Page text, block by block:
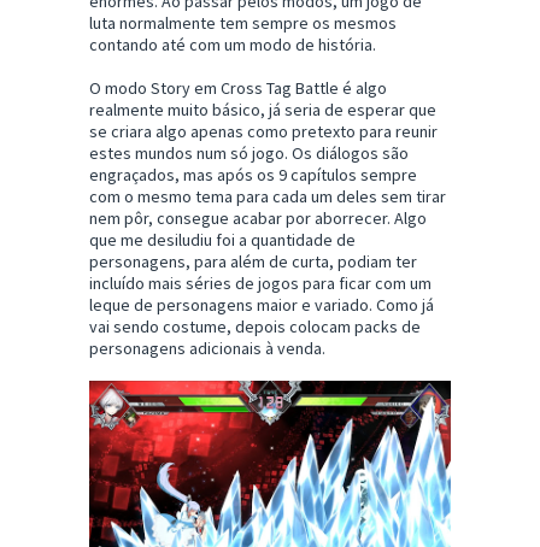
luta normalmente tem sempre os mesmos
contando até com um modo de história.
O modo Story em Cross Tag Battle é algo
realmente muito básico, já seria de esperar que
se criara algo apenas como pretexto para reunir
estes mundos num só jogo. Os diálogos são
engraçados, mas após os 9 capítulos sempre
com o mesmo tema para cada um deles sem tirar
nem pôr, consegue acabar por aborrecer. Algo
que me desiludiu foi a quantidade de
personagens, para além de curta, podiam ter
incluído mais séries de jogos para ficar com um
leque de personagens maior e variado. Como já
vai sendo costume, depois colocam packs de
personagens adicionais à venda.